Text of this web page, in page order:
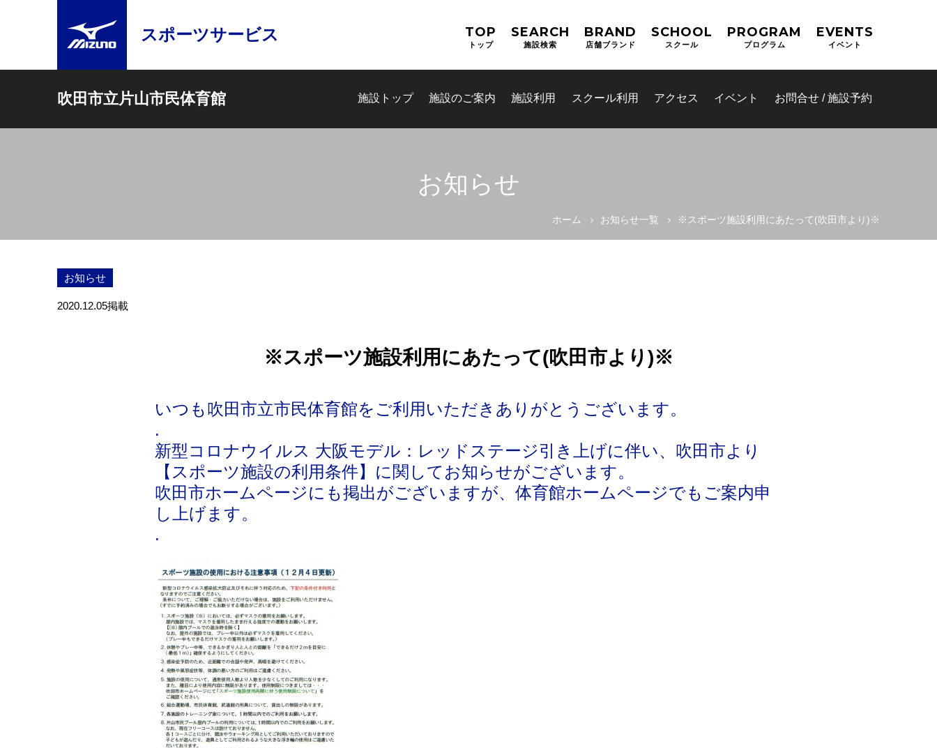
スポーツサービス TOP
トップ
SEARCH
施設検索
BRAND
店舗ブランド
SCHOOL
スクール
PROGRAM
プログラム
EVENTS
イベント
吹田市立片山市民体育館 施設トップ 施設のご案内 施設利用 スクール利用 アクセス イベント お問合せ / 施設予約
お問合せフォーム
吹田市スポーツ施設予約システム(OPAS)
お知らせ
ホーム お知らせ一覧 ※スポーツ施設利用にあたって(吹田市より)※
お知らせ
2020.12.05掲載
※スポーツ施設利用にあたって(吹田市より)※
いつも吹田市立市民体育館をご利用いただきありがとうございます。
.
新型コロナウイルス 大阪モデル：レッドステージ引き上げに伴い、吹田市より
【スポーツ施設の利用条件】に関してお知らせがございます。
吹田市ホームページにも掲出がございますが、体育館ホームページでもご案内申
し上げます。
.